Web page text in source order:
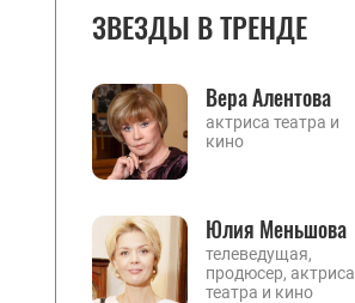
ЗВЕЗДЫ В ТРЕНДЕ
Вера Алентова
актриса театра и
кино
Юлия Меньшова
телеведущая,
продюсер, актриса
театра и кино